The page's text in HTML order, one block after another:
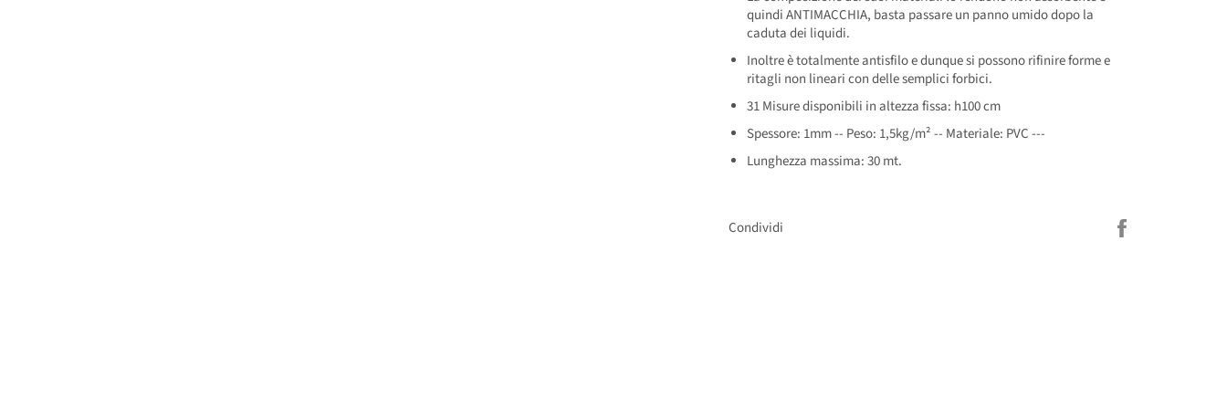
quindi ANTIMACCHIA, basta passare un panno umido dopo la
caduta dei liquidi.
Inoltre è totalmente antisfilo e dunque si possono rifinire forme e
ritagli non lineari con delle semplici forbici.
31 Misure disponibili in altezza fissa: h100 cm
Spessore: 1mm -- Peso: 1,5kg/m² -- Materiale: PVC ---
Lunghezza massima: 30 mt.
Condividi